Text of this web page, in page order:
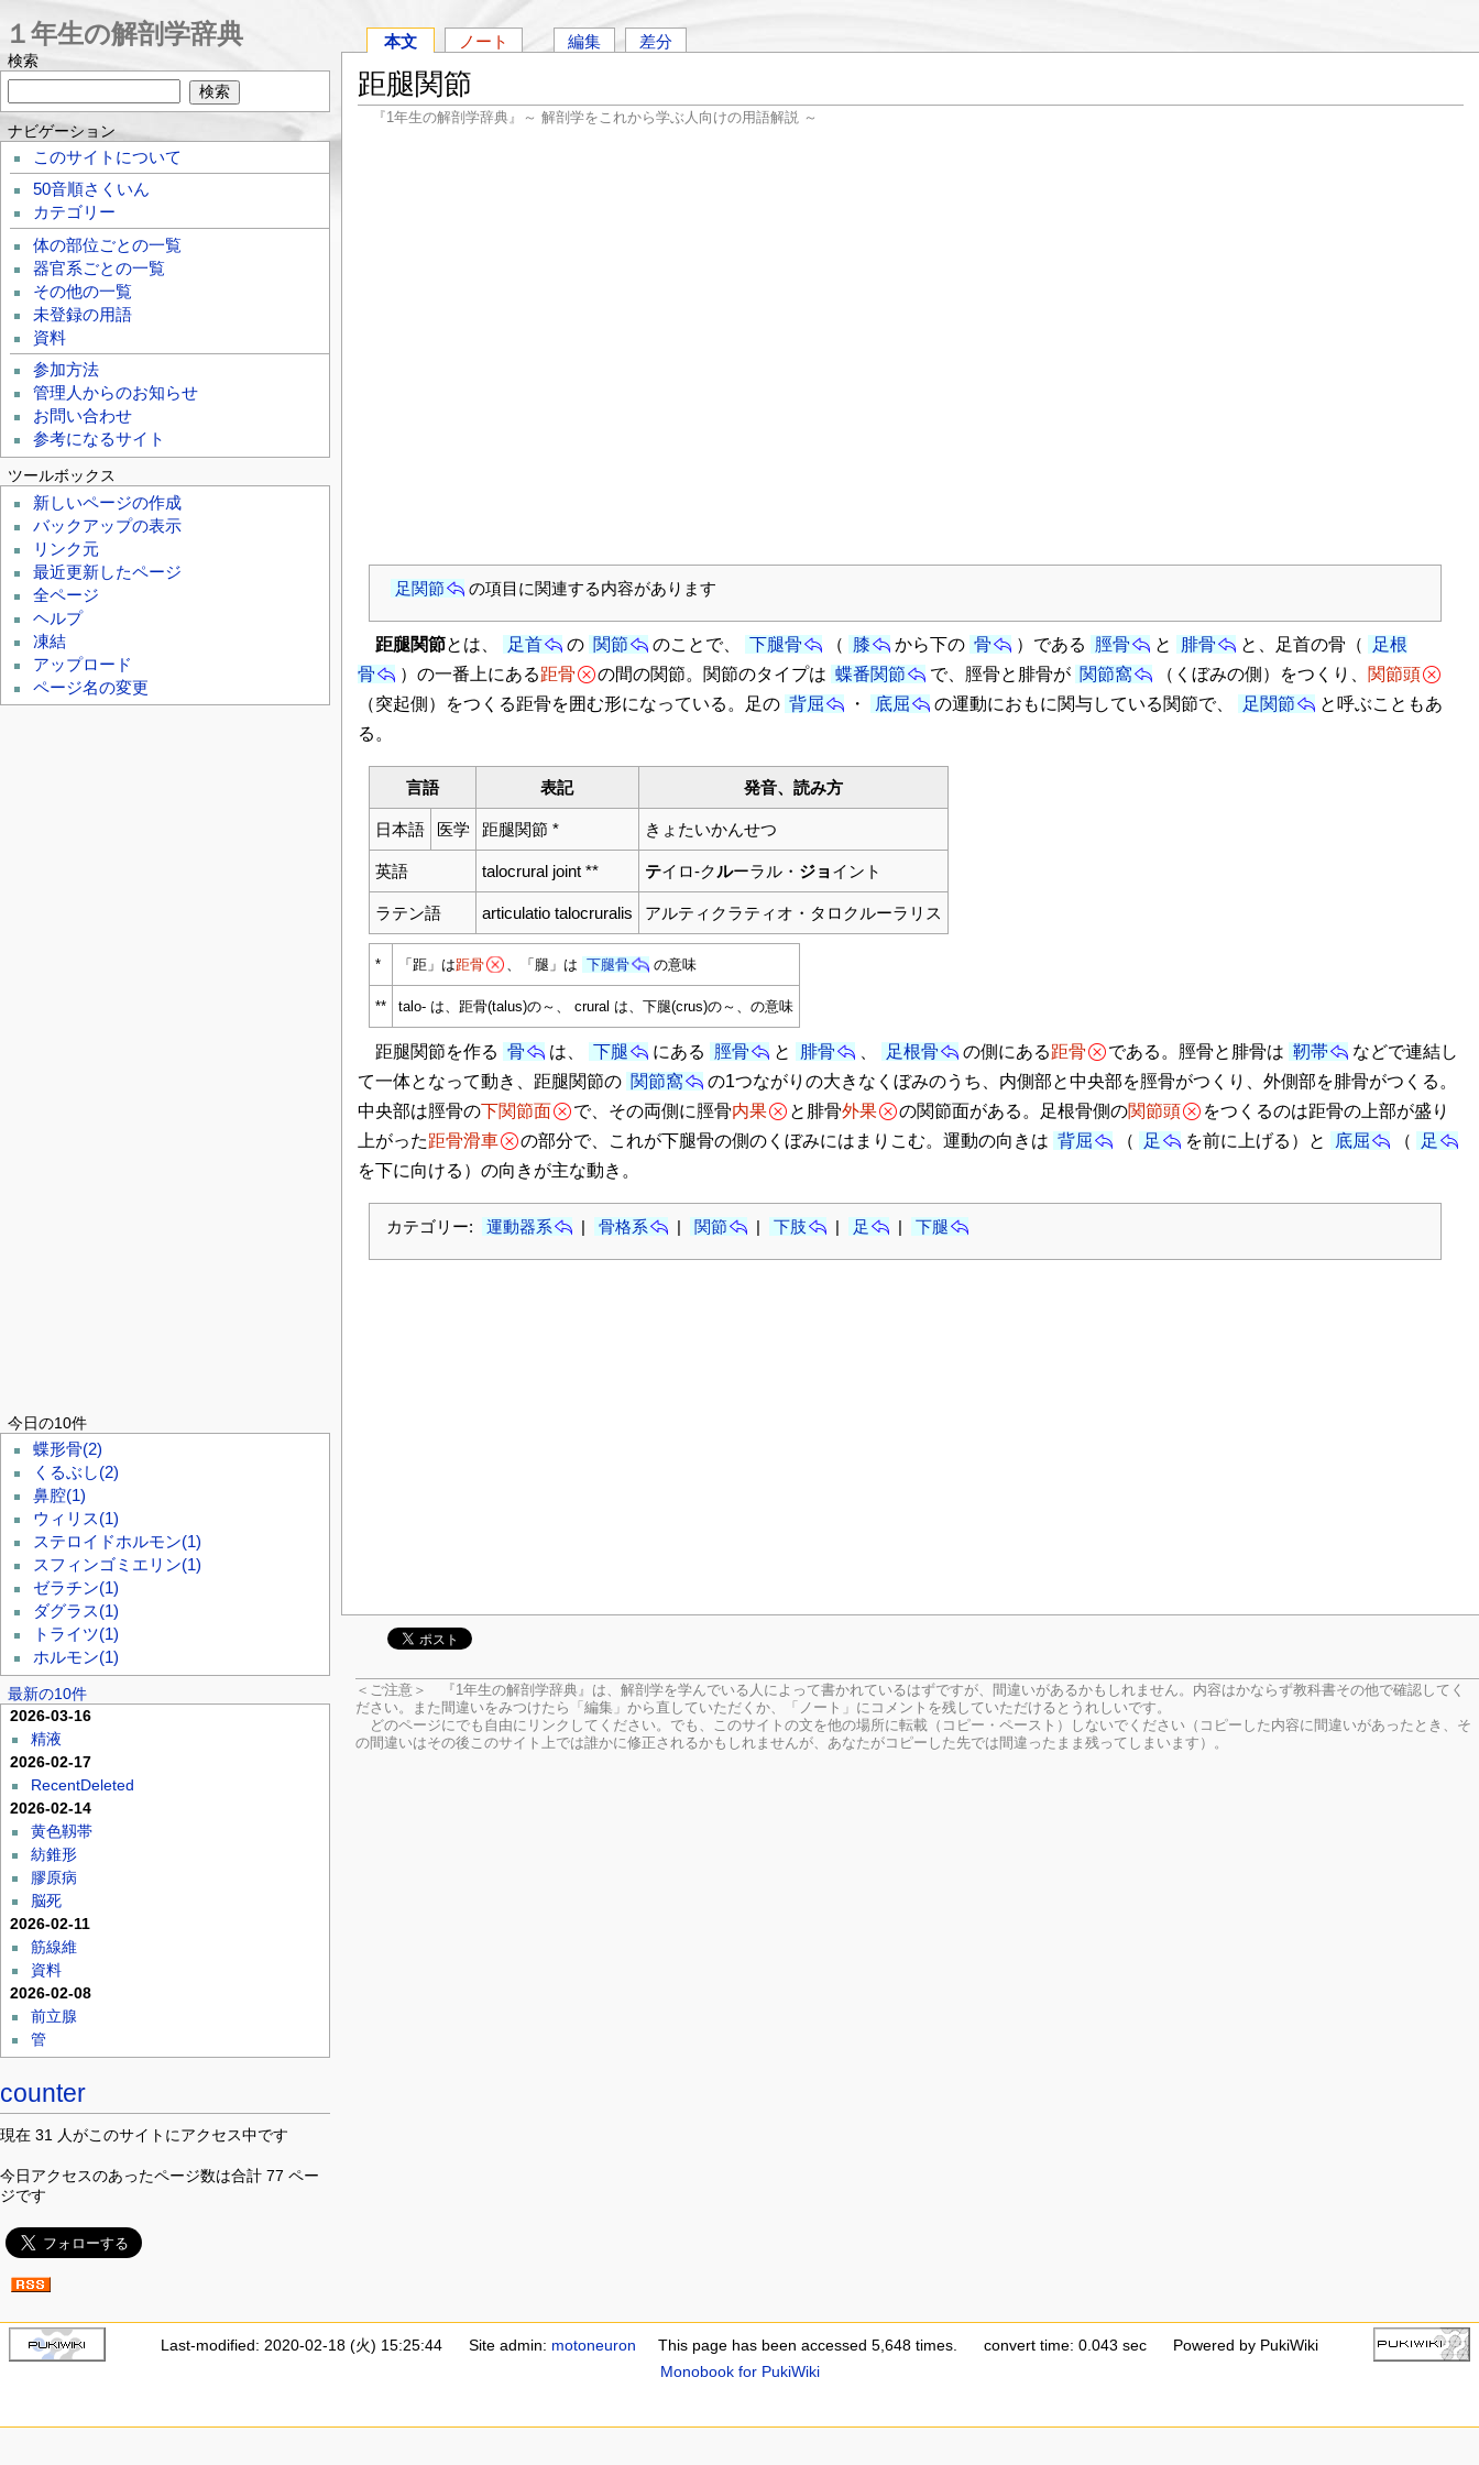
本文 ノート 編集 差分
距腿関節
『1年生の解剖学辞典』～ 解剖学をこれから学ぶ人向けの用語解説 ～
足関節 の項目に関連する内容があります
距腿関節とは、 足首 の 関節 のことで、 下腿骨 （ 膝 から下の 骨 ）である 脛骨 と 腓骨 と、足首の骨（
足根
骨
）の一番上にある距骨 の間の関節。関節のタイプは 蝶番関節 で、脛骨と腓骨が 関節窩 （くぼみの側）をつくり、 関節頭
（突起側）をつくる距骨を囲む形になっている。足の 背屈 ・ 底屈 の運動におもに関与している関節で、 足関節
と呼ぶこともあ
る。
言語 表記 発音、読み方
日本語 医学 距腿関節 * きょたいかんせつ
英語 talocrural joint ** テイロ-クルーラル・ ジョ イント
ラテン語 articulatio talocruralis アルティクラティオ・タロクルーラリス
* 「距」は距骨 、「腿」は 下腿骨 の意味
** talo- は、距骨(talus)の～、 crural は、下腿(crus)の～、の意味
距腿関節を作る 骨 は、 下腿 にある 脛骨 と 腓骨 足根骨 の側にある距骨 である。脛骨と腓骨は 靭帯
などで連結し
て一体となって動き、距腿関節の 関節窩
の1つながりの大きなくぼみのうち、内側部と中央部を脛骨がつくり、外側部を腓骨がつくる。
中央部は脛骨の下関節面 で、その両側に脛骨内果 と腓骨外果 の関節面がある。足根骨側の関節頭
をつくるのは距骨の上部が盛り
上がった距骨滑車 の部分で、これが下腿骨の側のくぼみにはまりこむ。運動の向きは 背屈 （ 足 を前に上げる）と 底屈 （
足
を下に向ける）の向きが主な動き。
カテゴリー: 運動器系 | 骨格系 | 関節 | 下肢 | 足 | 下腿
＜ご注意＞ 『1年生の解剖学辞典』は、解剖学を学んでいる人によって書かれているはずですが、間違いがあるかもしれません。内容はかならず教科書その他で確認してく
ださい。
また間違いをみつけたら「編集」から直していただくか、「ノート」にコメントを残していただけるとうれしいです。
どのページにでも自由にリンクしてください。でも、このサイトの文を他の場所に転載（コピー・ペースト）しないでください（コピーした内容に間違いがあったとき、そ
の間違いはその後このサイト上では誰かに修正されるかもしれませんが、あなたがコピーした先では間違ったまま残ってしまいます）。
１年生の解剖学辞典
検索
ナビゲーション
このサイトについて
50音順さくいん
カテゴリー
体の部位ごとの一覧
器官系ごとの一覧
その他の一覧
未登録の用語
資料
参加方法
管理人からのお知らせ
お問い合わせ
参考になるサイト
ツールボックス
新しいページの作成
バックアップの表示
リンク元
最近更新したページ
全ページ
ヘルプ
凍結
アップロード
ページ名の変更
今日の10件
蝶形骨(2)
くるぶし(2)
鼻腔(1)
ウィリス(1)
ステロイドホルモン(1)
スフィンゴミエリン(1)
ゼラチン(1)
ダグラス(1)
トライツ(1)
ホルモン(1)
最新の10件
2026-03-16
精液
2026-02-17
RecentDeleted
2026-02-14
黄色靱帯
紡錐形
膠原病
脳死
2026-02-11
筋線維
資料
2026-02-08
前立腺
管
counter
現在 31 人がこのサイトにアクセス中です
今日アクセスのあったページ数は合計 77 ペー
ジです
Last-modified: 2020-02-18 (火) 15:25:44 Site admin: motoneuron This page has been accessed 5,648 times. convert time: 0.043 sec
Powered by PukiWiki
Monobook for PukiWiki